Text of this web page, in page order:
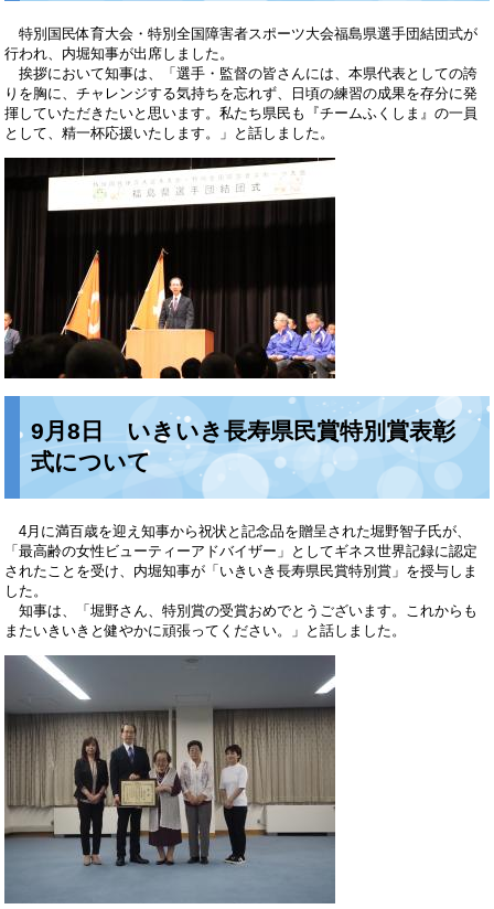
特別国民体育大会・特別全国障害者スポーツ大会福島県選手団結団式が
行われ、内堀知事が出席しました。
挨拶において知事は、「選手・監督の皆さんには、本県代表としての誇
りを胸に、チャレンジする気持ちを忘れず、日頃の練習の成果を存分に発
揮していただきたいと思います。私たち県民も『チームふくしま』の一員
として、精一杯応援いたします。」と話しました。
9月8日 いきいき長寿県民賞特別賞表彰
式について
4月に満百歳を迎え知事から祝状と記念品を贈呈された堀野智子氏が、
「最高齢の女性ビューティーアドバイザー」としてギネス世界記録に認定
されたことを受け、内堀知事が「いきいき長寿県民賞特別賞」を授与しま
した。
知事は、「堀野さん、特別賞の受賞おめでとうございます。これからも
またいきいきと健やかに頑張ってください。」と話しました。